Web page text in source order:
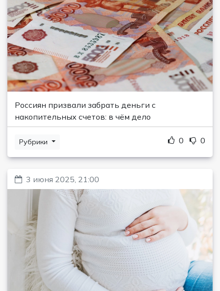
Россиян призвали забрать деньги с
накопительных счетов: в чём дело
Рубрики 0 0
3 июня 2025, 21:00